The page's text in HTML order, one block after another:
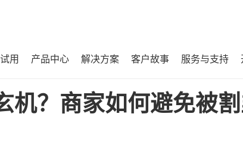
用 产品中心 解决方案 客户故事 服务与支持
机？商家如何避免被